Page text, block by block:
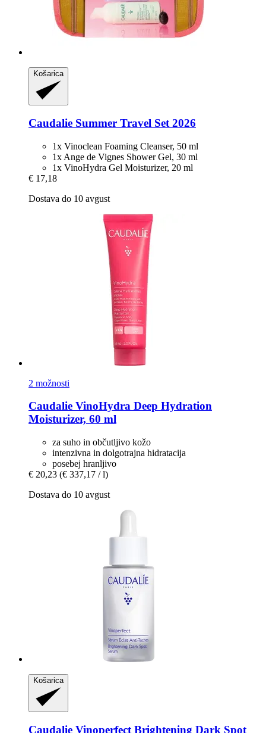
Košarica
Caudalie Summer Travel Set 2026
1x Vinoclean Foaming Cleanser, 50 ml
1x Ange de Vignes Shower Gel, 30 ml
1x VinoHydra Gel Moisturizer, 20 ml
€ 17,18
Dostava do 10 avgust
2 možnosti
Caudalie VinoHydra Deep Hydration
Moisturizer, 60 ml
za suho in občutljivo kožo
intenzivna in dolgotrajna hidratacija
posebej hranljivo
€ 20,23 (€ 337,17 / l)
Dostava do 10 avgust
Košarica
Caudalie Vinoperfect Brightening Dark Spot